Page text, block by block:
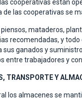
cooperativas están
de las cooperativas se
mataderos,
recomendadas, y
ganados y
entre trabajadores y con
TRANSPORTE Y
los almacenes se